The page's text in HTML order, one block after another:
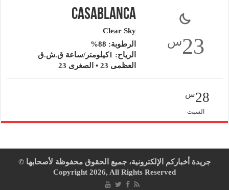
23س
Casablanca
Clear Sky
الرطوبة: 88%
الرياح: 1كيلومتر/ساعة ق.ش.ق‎
العظمى 23 • الصغرى 23
28س
السبت
جريدة أخباركم الإلكترونية، جميع الحقوق محفوظة لأصحابها ©
Copyright 2026, All Rights Reserved